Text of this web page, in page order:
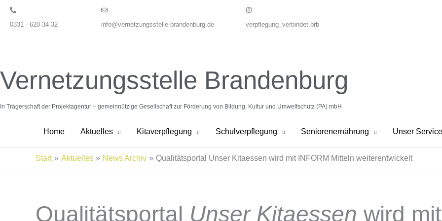
Inhalt
springen
0331 - 620 34 32 info@vernetzungsstelle-brandenburg.de verpflegung_verbindet.brb
Vernetzungsstelle Brandenburg
In Trägerschaft der Projektagentur – gemeinnützige Gesellschaft zur Förderung von Bildung, Kultur und Umweltschutz (PA) mbH
Home Aktuelles Kitaverpflegung Schulverpflegung Seniorenernährung Unser Service
Start Aktuelles News Archiv Qualitätsportal Unser Kitaessen wird mit INFORM Mitteln weiterentwickelt
Qualitätsportal Unser Kitaessen wird